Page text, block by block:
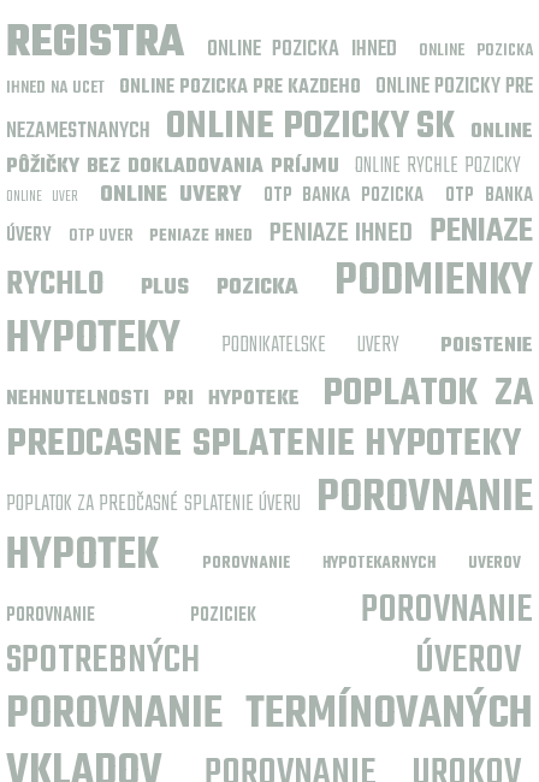
REGISTRA
ONLINE POZICKA IHNED
ONLINE POZICKA
IHNED NA UCET ONLINE POZICKA PRE KAZDEHO ONLINE POZICKY PRE
NEZAMESTNANYCH ONLINE POZICKY SK ONLINE
PÔŽIČKY BEZ DOKLADOVANIA PRÍJMU ONLINE RYCHLE POZICKY
ONLINE UVER ONLINE UVERY OTP BANKA POZICKA
OTP BANKA
ÚVERY
OTP UVER PENIAZE HNED PENIAZE IHNED PENIAZE
RYCHLO
PLUS POZICKA
PODMIENKY
HYPOTEKY
PODNIKATELSKE UVERY
POISTENIE
NEHNUTELNOSTI PRI HYPOTEKE
POPLATOK ZA
PREDCASNE SPLATENIE HYPOTEKY
POPLATOK ZA PREDČASNÉ SPLATENIE ÚVERU POROVNANIE
HYPOTEK
POROVNANIE HYPOTEKARNYCH UVEROV
POROVNANIE POZICIEK
POROVNANIE
SPOTREBNÝCH ÚVEROV
POROVNANIE TERMÍNOVANÝCH